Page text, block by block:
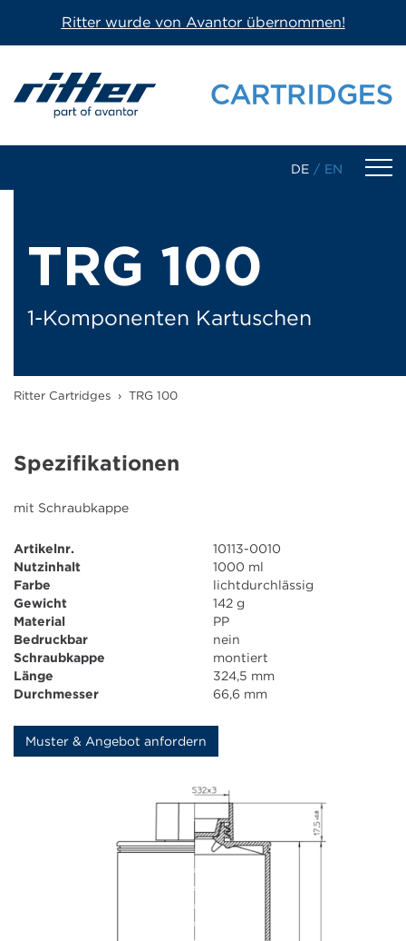
Ritter wurde von Avantor übernommen!
1-Komponenten Kartuschen
2-Komponenten Kartuschen
Fettkartusche
Downloads
Aktuelles
Kontakt
Unternehmen
DE / EN
TRG 100
1-Komponenten Kartuschen
Ritter Cartridges › TRG 100
Spezifikationen
mit Schraubkappe
Artikelnr.
10113-0010
Nutzinhalt
1000 ml
Farbe
lichtdurchlässig
Gewicht
142 g
Material
PP
Bedruckbar
nein
Schraubkappe
montiert
Länge
324,5 mm
Durchmesser
66,6 mm
Muster & Angebot anfordern